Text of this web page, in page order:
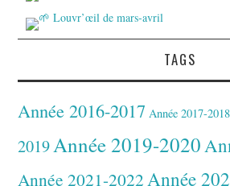
TAGS
Année 2016-2017 Année 2017-2018
2019Année 2019-2020
Année 2021-2022Année